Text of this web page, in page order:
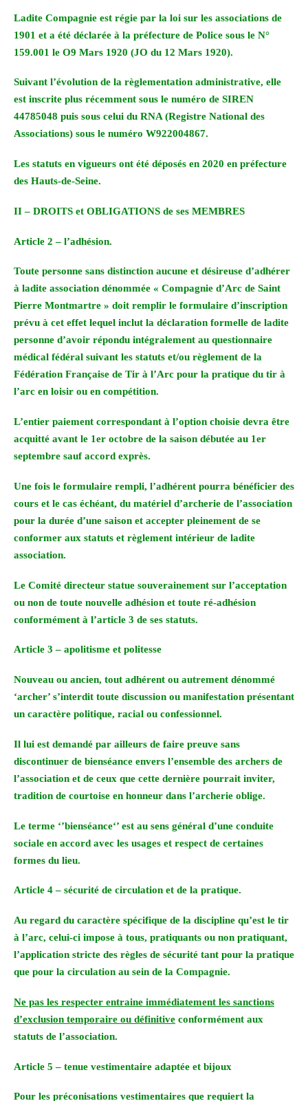
Ladite Compagnie est régie par la loi sur les associations de
1901 et a été déclarée à la préfecture de Police sous le N°
159.001 le O9 Mars 1920 (JO du 12 Mars 1920).
Suivant l’évolution de la règlementation administrative, elle
est inscrite plus récemment sous le numéro de SIREN
44785048 puis sous celui du RNA (Registre National des
Associations) sous le numéro W922004867.
Les statuts en vigueurs ont été déposés en 2020 en préfecture
des Hauts-de-Seine.
II – DROITS et OBLIGATIONS de ses MEMBRES
Article 2 – l’adhésion.
Toute personne sans distinction aucune et désireuse d’adhérer
à ladite association dénommée « Compagnie d’Arc de Saint
Pierre Montmartre » doit remplir le formulaire d’inscription
prévu à cet effet lequel inclut la déclaration formelle de ladite
personne d’avoir répondu intégralement au questionnaire
médical fédéral suivant les statuts et/ou règlement de la
Fédération Française de Tir à l’Arc pour la pratique du tir à
l’arc en loisir ou en compétition.
L’entier paiement correspondant à l’option choisie devra être
acquitté avant le 1er octobre de la saison débutée au 1er
septembre sauf accord exprès.
Une fois le formulaire rempli, l’adhérent pourra bénéficier des
cours et le cas échéant, du matériel d’archerie de l’association
pour la durée d’une saison et accepter pleinement de se
conformer aux statuts et règlement intérieur de ladite
association.
Le Comité directeur statue souverainement sur l’acceptation
ou non de toute nouvelle adhésion et toute ré-adhésion
conformément à l’article 3 de ses statuts.
Article 3 – apolitisme et politesse
Nouveau ou ancien, tout adhérent ou autrement dénommé
‘archer’ s’interdit toute discussion ou manifestation présentant
un caractère politique, racial ou confessionnel.
Il lui est demandé par ailleurs de faire preuve sans
discontinuer de bienséance envers l’ensemble des archers de
l’association et de ceux que cette dernière pourrait inviter,
tradition de courtoise en honneur dans l’archerie oblige.
Le terme ‘’bienséance‘’ est au sens général d’une conduite
sociale en accord avec les usages et respect de certaines
formes du lieu.
Article 4 – sécurité de circulation et de la pratique.
Au regard du caractère spécifique de la discipline qu’est le tir
à l’arc, celui-ci impose à tous, pratiquants ou non pratiquant,
l’application stricte des règles de sécurité tant pour la pratique
que pour la circulation au sein de la Compagnie.
Ne pas les respecter entraine immédiatement les sanctions
d’exclusion temporaire ou définitive conformément aux
statuts de l’association.
Article 5 – tenue vestimentaire adaptée et bijoux
Pour les préconisations vestimentaires que requiert la